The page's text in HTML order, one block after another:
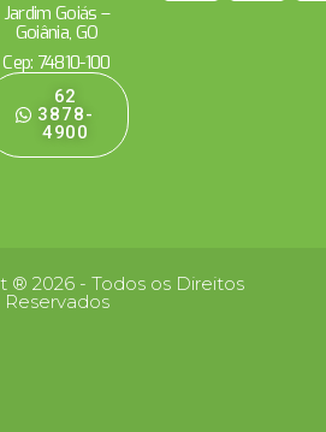
Jardim Goiás –
Goiânia, GO
Cep: 74810-100
62
3878-
4900
® 2026 - Todos os Direitos
Reservados